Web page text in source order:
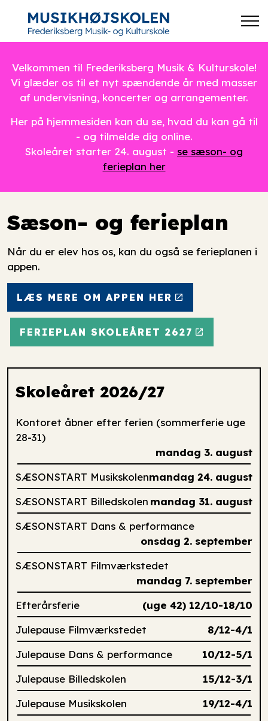
Velkommen til Frederiksberg Musik & Kulturskole!
Vi glæder os til et nyt spændende år med masser
af undervisning, koncerter og arrangementer.
Her på hjemmesiden kan du se, hvad du kan gå til
- og tilmelde dig online.
Skoleåret starter 24. august - se sæson- og
ferieplan her
Sæson- og ferieplan
Når du er elev hos os, kan du også se ferieplanen i
appen.
LÆS MERE OM APPEN HER
FERIEPLAN SKOLEÅRET 2627
Skoleåret 2026/27
Kontoret åbner efter ferien (sommerferie uge
28-31)
mandag 3. august
SÆSONSTART Musikskolenmandag 24. august
SÆSONSTART Billedskolen mandag 31. august
SÆSONSTART Dans & performance
onsdag 2. september
SÆSONSTART Filmværkstedet
mandag 7. september
Efterårsferie
(uge 42) 12/10-18/10
Julepause Filmværkstedet
8/12-4/1
Julepause Dans & performance
10/12-5/1
Julepause Billedskolen
15/12-3/1
Julepause Musikskolen
19/12-4/1